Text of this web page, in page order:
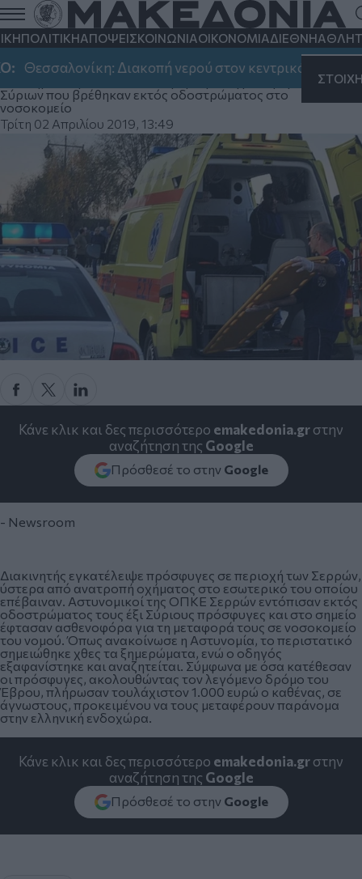
ΠΟΛΙΤΙΚΗΑΠΟΨΕΙΣΚΟΙΝΩΝΙΑΟΙΚΟΝΟΜΙΑΔΙΕΘΝΗ
Θεσσαλονίκη: Διακοπή νερού στον κεντρικό δήμο, στην
Σέρρες: Ανετράπη όχημα με πρόσφυγες
-Τους παράτησε ο διακινητής και
εξαφανίστηκε
Στο σημείο έφτασαν ασθενοφόρα για τη μεταφορά των έξι
Σύριων που βρέθηκαν εκτός οδοστρώματος στο
νοσοκομείο
Τρίτη 02 Απριλίου 2019, 13:49
Κάνε κλικ και δες περισσότερο emakedonia.grστην
αναζήτηση της Google
Πρόσθεσέ το στην Google
- Newsroom
Διακινητής εγκατέλειψε πρόσφυγες σε περιοχή των Σερρών,
ύστερα από ανατροπή οχήματος στο εσωτερικό του οποίου
επέβαιναν. Αστυνομικοί της ΟΠΚΕ Σερρών εντόπισαν εκτός
οδοστρώματος τους έξι Σύριους πρόσφυγες και στο σημείο
έφτασαν ασθενοφόρα για τη μεταφορά τους σε νοσοκομείο
του νομού. Όπως ανακοίνωσε η Αστυνομία, το περιστατικό
σημειώθηκε χθες τα ξημερώματα, ενώ ο οδηγός
εξαφανίστηκε και αναζητείται. Σύμφωνα με όσα κατέθεσαν
οι πρόσφυγες, ακολουθώντας τον λεγόμενο δρόμο του
Έβρου, πλήρωσαν τουλάχιστον 1.000 ευρώ ο καθένας, σε
άγνωστους, προκειμένου να τους μεταφέρουν παράνομα
στην ελληνική ενδοχώρα.
Κάνε κλικ και δες περισσότερο emakedonia.grστην
αναζήτηση της Google
Πρόσθεσέ το στην Google